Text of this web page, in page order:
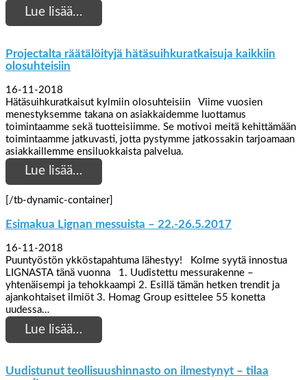
Lue lisää…
Projectalta räätälöityjä hätäsuihkuratkaisuja kaikkiin
olosuhteisiin
16-11-2018
Hätäsuihkuratkaisut kylmiin olosuhteisiin Viime vuosien
menestyksemme takana on asiakkaidemme luottamus
toimintaamme sekä tuotteisiimme. Se motivoi meitä kehittämään
toimintaamme jatkuvasti, jotta pystymme jatkossakin tarjoamaan
asiakkaillemme ensiluokkaista palvelua.
Lue lisää…
[/tb-dynamic-container]
Esimakua Lignan messuista – 22.-26.5.2017
16-11-2018
Puuntyöstön ykköstapahtuma lähestyy! Kolme syytä innostua
LIGNASTA tänä vuonna 1. Uudistettu messurakenne –
yhtenäisempi ja tehokkaampi 2. Esillä tämän hetken trendit ja
ajankohtaiset ilmiöt 3. Homag Group esittelee 55 konetta
uudessa…
Lue lisää…
Uudistunut teollisuushinnasto on ilmestynyt – tilaa